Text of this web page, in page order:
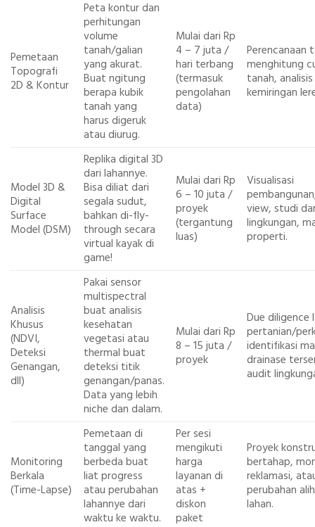
Pemetaan
Topografi
2D & Kontur
Peta kontur dan
perhitungan
volume
tanah/galian
yang akurat.
Buat ngitung
berapa kubik
tanah yang
harus digeruk
atau diurug.
Mulai dari Rp
4 – 7 juta /
hari terbang
(termasuk
pengolahan
data)
Perencanaan
menghitung
tanah, analisis
kemiringan
Model 3D &
Digital
Surface
Model (DSM)
Replika digital 3D
dari lahannye.
Bisa diliat dari
segala sudut,
bahkan di-fly-
through secara
virtual kayak di
game!
Mulai dari Rp
6 – 10 juta /
proyek
(tergantung
luas)
Visualisasi
view, studi
lingkungan,
properti.
Analisis
Khusus
(NDVI,
Deteksi
Genangan,
dll)
Pakai sensor
multispectral
buat analisis
kesehatan
vegetasi atau
thermal buat
deteksi titik
genangan/panas.
Data yang lebih
niche dan dalam.
Mulai dari Rp
8 – 15 juta /
proyek
Due diligence
pertanian/
identifikasi
drainase
audit
Monitoring
Berkala
(Time-Lapse)
Pemetaan di
tanggal yang
berbeda buat
liat progress
atau perubahan
lahannye dari
waktu ke waktu.
Per sesi
mengikuti
harga
layanan di
atas +
diskon
paket
Proyek
bertahap,
reklamasi,
perubahan
lahan.